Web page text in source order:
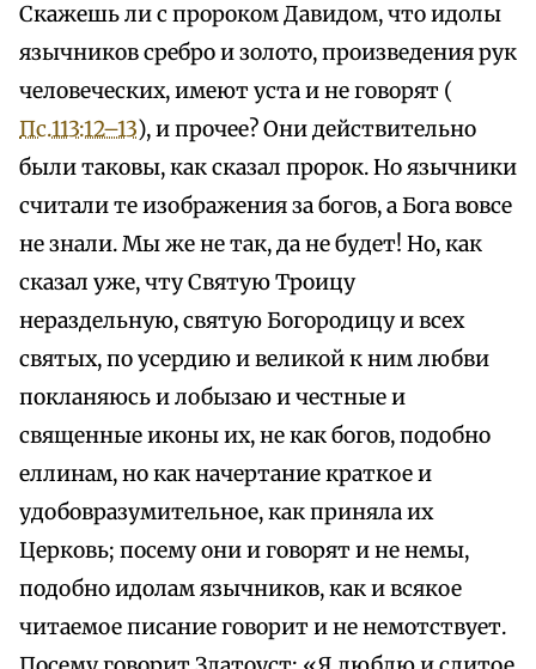
Скажешь ли с пророком Давидом, что идолы
язычников сребро и золото, произведения рук
человеческих, имеют уста и не говорят (
Пс.113:12–13), и прочее? Они действительно
были таковы, как сказал пророк. Но язычники
считали те изображения за богов, а Бога вовсе
не знали. Мы же не так, да не будет! Но, как
сказал уже, чту Святую Троицу
нераздельную, святую Богородицу и всех
святых, по усердию и великой к ним любви
покланяюсь и лобызаю и честные и
священные иконы их, не как богов, подобно
еллинам, но как начертание краткое и
удобовразумительное, как приняла их
Церковь; посему они и говорят и не немы,
подобно идолам язычников, как и всякое
читаемое писание говорит и не немотствует.